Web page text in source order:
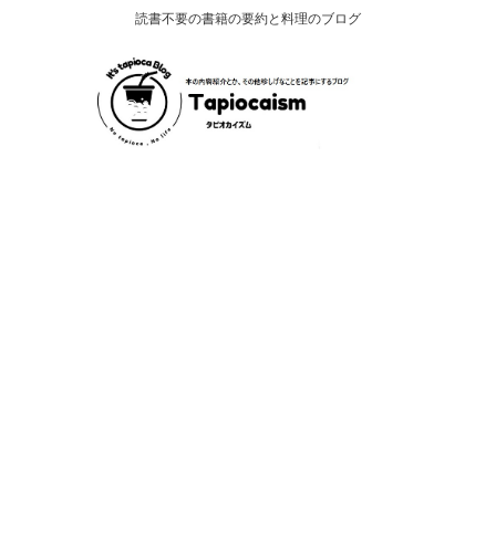
読書不要の書籍の要約と料理のブログ